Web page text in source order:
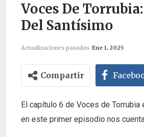
Voces De
Del Santísimo
Actualizaciones pasadas Ene 1, 2025
Compartir
El capítulo 6 de Voces de
en este primer episodio nos